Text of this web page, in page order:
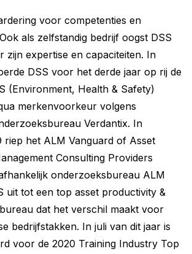
voor competenties en
als zelfstandig bedrijf oogst DSS
zijn expertise en capaciteiten. In
DSS voor het derde jaar op rij de
(Environment, Health & Safety)
merkenvoorkeur volgens
Verdantix. In
riep het ALM Vanguard of Asset
Consulting Providers
onderzoeksbureau ALM
uit tot een top asset productivity &
dat het verschil maakt voor
bedrijfstakken. In juli van dit jaar is
voor de 2020 Training Industry Top